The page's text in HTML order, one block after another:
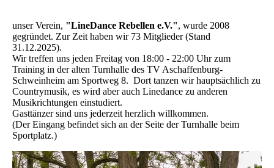
unser Verein, "LineDance Rebellen e.V.", wurde 2008
gegründet. Zur Zeit haben wir 73 Mitglieder (Stand
31.12.2025).
Wir treffen uns jeden Freitag von 18:00 - 22:00 Uhr zum
Training in der alten Turnhalle des TV Aschaffenburg-
Schweinheim am Sportweg 8. Dort tanzen wir hauptsächlich zu
Countrymusik, es wird aber auch Linedance zu anderen
Musikrichtungen einstudiert.
Gasttänzer sind uns jederzeit herzlich willkommen.
(Der Eingang befindet sich an der Seite der Turnhalle beim
Sportplatz.)